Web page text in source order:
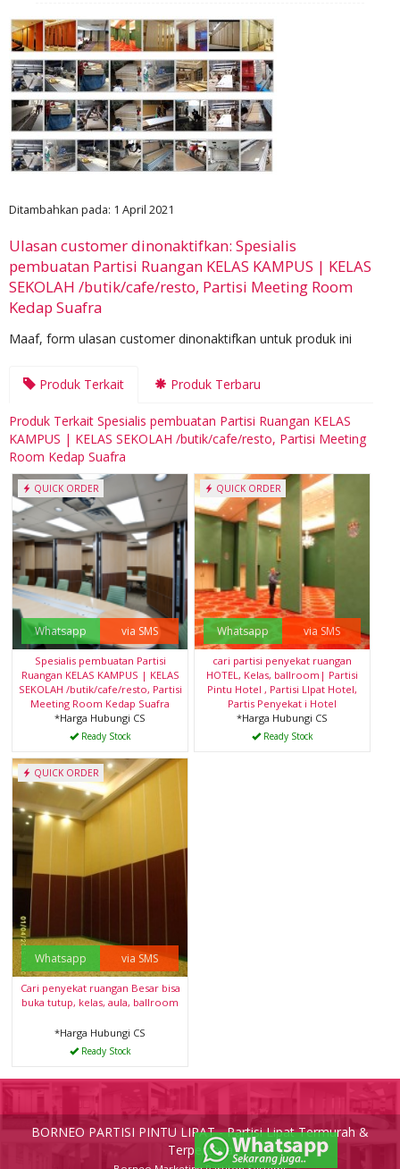
Ditambahkan pada: 1 April 2021
Ulasan customer dinonaktifkan: Spesialis
pembuatan Partisi Ruangan KELAS KAMPUS | KELAS
SEKOLAH /butik/cafe/resto, Partisi Meeting Room
Kedap Suafra
Maaf, form ulasan customer dinonaktifkan untuk produk ini
Produk Terkait Produk Terbaru
Produk Terkait Spesialis pembuatan Partisi Ruangan KELAS
KAMPUS | KELAS SEKOLAH /butik/cafe/resto, Partisi Meeting
Room Kedap Suafra
QUICK ORDER
Whatsapp via SMS
Spesialis pembuatan Partisi
Ruangan KELAS KAMPUS | KELAS
SEKOLAH /butik/cafe/resto, Partisi
Meeting Room Kedap Suafra
*Harga Hubungi CS
Ready Stock
QUICK ORDER
Whatsapp via SMS
cari partisi penyekat ruangan
HOTEL, Kelas, ballroom| Partisi
Pintu Hotel , Partisi LIpat Hotel,
Partis Penyekat i Hotel
*Harga Hubungi CS
Ready Stock
QUICK ORDER
Whatsapp via SMS
Cari penyekat ruangan Besar bisa
buka tutup, kelas, aula, ballroom
*Harga Hubungi CS
Ready Stock
BORNEO PARTISI PINTU LIPAT - Partisi Lipat Termurah &
Terpercaya